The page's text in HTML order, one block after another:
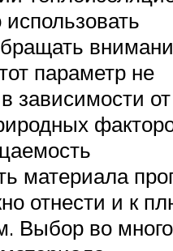
параметр не
зависимости от
материала
отнести и к
Выбор во